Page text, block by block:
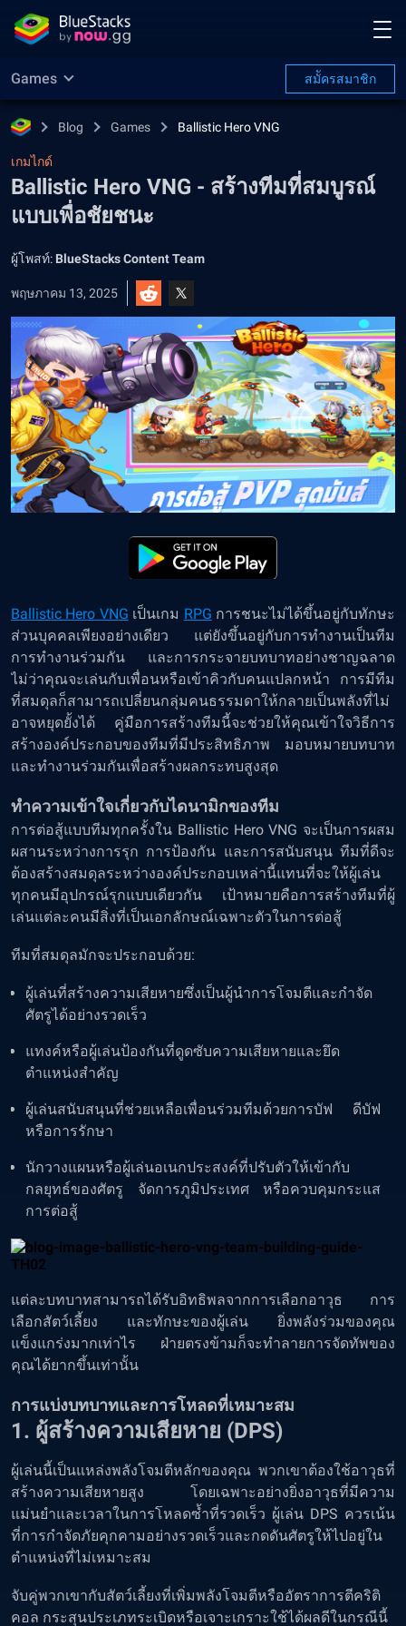
Games สมััครสมาชิก
Blog Games Ballistic Hero VNG
เกมไกด์
Ballistic Hero VNG - สร้างทีมที่สมบูรณ์
แบบเพื่อชัยชนะ
ผู้โพสท์: BlueStacks Content Team
พฤษภาคม 13, 2025
Ballistic Hero VNG เป็นเกม RPG การชนะไม่ได้ขึ้นอยู่กับทักษะ
ส่วนบุคคลเพียงอย่างเดียว แต่ยังขึ้นอยู่กับการทำงานเป็นทีม
การทำงานร่วมกัน และการกระจายบทบาทอย่างชาญฉลาด
ไม่ว่าคุณจะเล่นกับเพื่อนหรือเข้าคิวกับคนแปลกหน้า การมีทีม
ที่สมดุลก็สามารถเปลี่ยนกลุ่มคนธรรมดาให้กลายเป็นพลังที่ไม่
อาจหยุดยั้งได้ คู่มือการสร้างทีมนี้จะช่วยให้คุณเข้าใจวิธีการ
สร้างองค์ประกอบของทีมที่มีประสิทธิภาพ มอบหมายบทบาท
และทำงานร่วมกันเพื่อสร้างผลกระทบสูงสุด
ทำความเข้าใจเกี่ยวกับไดนามิกของทีม
การต่อสู้แบบทีมทุกครั้งใน Ballistic Hero VNG จะเป็นการผสม
ผสานระหว่างการรุก การป้องกัน และการสนับสนุน ทีมที่ดีจะ
ต้องสร้างสมดุลระหว่างองค์ประกอบเหล่านี้แทนที่จะให้ผู้เล่น
ทุกคนมีอุปกรณ์รุกแบบเดียวกัน เป้าหมายคือการสร้างทีมที่ผู้
เล่นแต่ละคนมีสิ่งที่เป็นเอกลักษณ์เฉพาะตัวในการต่อสู้
ทีมที่สมดุลมักจะประกอบด้วย:
ผู้เล่นที่สร้างความเสียหายซึ่งเป็นผู้นำการโจมตีและกำจัด
ศัตรูได้อย่างรวดเร็ว
แทงค์หรือผู้เล่นป้องกันที่ดูดซับความเสียหายและยึด
ตำแหน่งสำคัญ
ผู้เล่นสนับสนุนที่ช่วยเหลือเพื่อนร่วมทีมด้วยการบัฟ ดีบัฟ
หรือการรักษา
นักวางแผนหรือผู้เล่นอเนกประสงค์ที่ปรับตัวให้เข้ากับ
กลยุทธ์ของศัตรู จัดการภูมิประเทศ หรือควบคุมกระแส
การต่อสู้
แต่ละบทบาทสามารถได้รับอิทธิพลจากการเลือกอาวุธ การ
เลือกสัตว์เลี้ยง และทักษะของผู้เล่น ยิ่งพลังร่วมของคุณ
แข็งแกร่งมากเท่าไร ฝ่ายตรงข้ามก็จะทำลายการจัดทัพของ
คุณได้ยากขึ้นเท่านั้น
การแบ่งบทบาทและการโหลดที่เหมาะสม
1. ผู้สร้างความเสียหาย (DPS)
ผู้เล่นนี้เป็นแหล่งพลังโจมตีหลักของคุณ พวกเขาต้องใช้อาวุธที่
สร้างความเสียหายสูง โดยเฉพาะอย่างยิ่งอาวุธที่มีความ
แม่นยำและเวลาในการโหลดซ้ำที่รวดเร็ว ผู้เล่น DPS ควรเน้น
ที่การกำจัดภัยคุกคามอย่างรวดเร็วและกดดันศัตรูให้ไปอยู่ใน
ตำแหน่งที่ไม่เหมาะสม
จับคู่พวกเขากับสัตว์เลี้ยงที่เพิ่มพลังโจมตีหรืออัตราการตีคริติ
คอล กระสุนประเภทระเบิดหรือเจาะเกราะใช้ได้ผลดีในกรณีนี้